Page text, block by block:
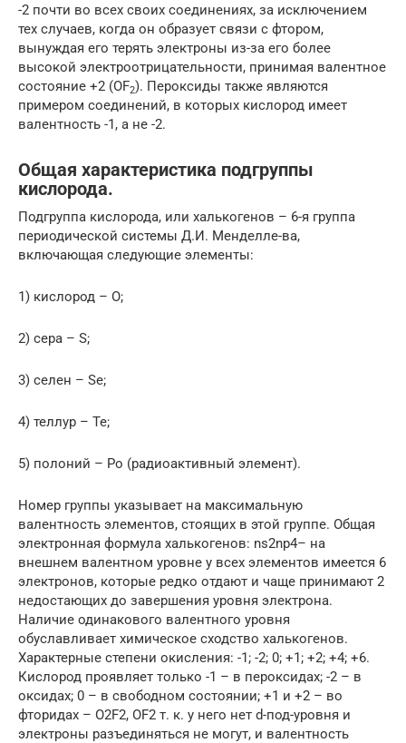
-2 почти во всех своих соединениях, за исключением
тех случаев, когда он образует связи с фтором,
вынуждая его терять электроны из-за его более
высокой электроотрицательности, принимая валентное
состояние +2 (OF2). Пероксиды также являются
примером соединений, в которых кислород имеет
валентность -1, а не -2.
Общая характеристика подгруппы
кислорода.
Подгруппа кислорода, или халькогенов – 6-я группа
периодической системы Д.И. Менделле-ва,
включающая следующие элементы:
1) кислород – О;
2) сера – S;
3) селен – Sе;
4) теллур – Те;
5) полоний – Ро (радиоактивный элемент).
Номер группы указывает на максимальную
валентность элементов, стоящих в этой группе. Общая
электронная формула халькогенов: ns2nр4– на
внешнем валентном уровне у всех элементов имеется 6
электронов, которые редко отдают и чаще принимают 2
недостающих до завершения уровня электрона.
Наличие одинакового валентного уровня
обуславливает химическое сходство халькогенов.
Характерные степени окисления: -1; -2; 0; +1; +2; +4; +6.
Кислород проявляет только -1 – в пероксидах; -2 – в
оксидах; 0 – в свободном состоянии; +1 и +2 – во
фторидах – О2F2, ОF2 т. к. у него нет d-под-уровня и
электроны разъединяться не могут, и валентность